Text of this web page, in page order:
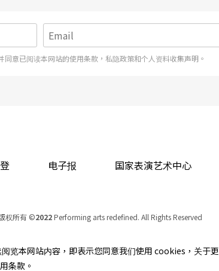
意已阅读本网站的使用条款，私隐政策和个人资料收集声明。
电子报 国家表演艺术中心
权所有 ©2022Performing arts redefined. All Rights Reserved
讯，如有异动应以主办单位公告为准。
｜ 隐私权声明
览本网站内容，即表示您同意我们使用 cookies，关于更
条款。